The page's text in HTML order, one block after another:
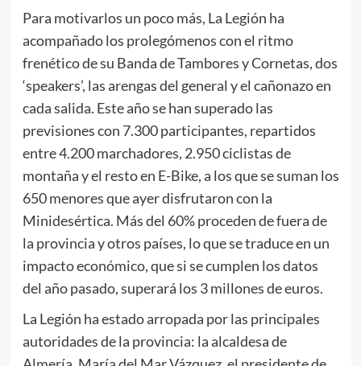
Para motivarlos un poco más, La Legión ha
acompañado los prolegómenos con el ritmo
frenético de su Banda de Tambores y Cornetas, dos
‘speakers’, las arengas del general y el cañonazo en
cada salida. Este año se han superado las
previsiones con 7.300 participantes, repartidos
entre 4.200 marchadores, 2.950 ciclistas de
montaña y el resto en E-Bike, a los que se suman los
650 menores que ayer disfrutaron con la
Minidesértica. Más del 60% proceden de fuera de
la provincia y otros países, lo que se traduce en un
impacto económico, que si se cumplen los datos
del año pasado, superará los 3 millones de euros.
La Legión ha estado arropada por las principales
autoridades de la provincia: la alcaldesa de